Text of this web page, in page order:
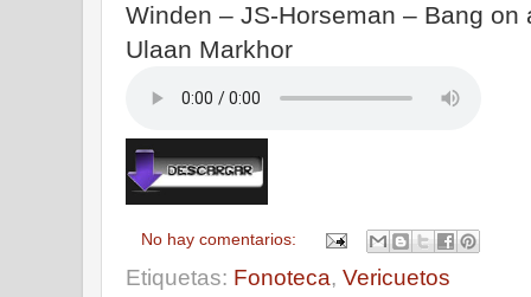
Winden – JS-Horseman – Bang
Ulaan Markhor
No hay comentarios:
Etiquetas: Fonoteca, Vericuetos